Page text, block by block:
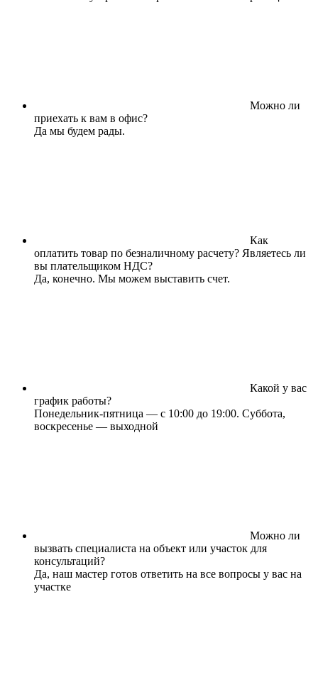
Можно ли
приехать к вам в офис?
Да мы будем рады.
Как
оплатить товар по безналичному расчету? Являетесь ли
вы плательщиком НДС?
Да, конечно. Мы можем выставить счет.
Какой у вас
график работы?
Понедельник-пятница — с 10:00 до 19:00. Суббота,
воскресенье — выходной
Можно ли
вызвать специалиста на объект или участок для
консультаций?
Да, наш мастер готов ответить на все вопросы у вас на
участке